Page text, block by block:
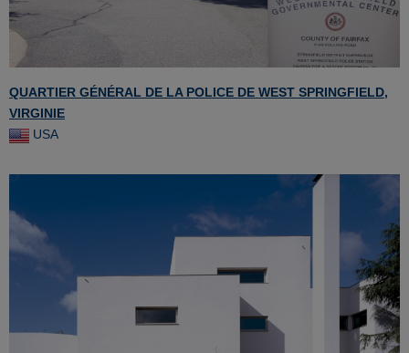
QUARTIER GÉNÉRAL DE LA POLICE DE WEST SPRINGFIELD,
VIRGINIE
USA